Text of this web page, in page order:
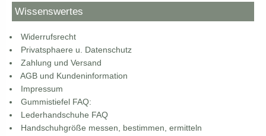
Wissenswertes
Widerrufsrecht
Privatsphaere u. Datenschutz
Zahlung und Versand
AGB und Kundeninformation
Impressum
Gummistiefel FAQ:
Lederhandschuhe FAQ
Handschuhgröße messen, bestimmen, ermitteln